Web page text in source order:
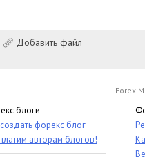
Добавить файл
Forex
блоги
форекс блог
авторам блогов!